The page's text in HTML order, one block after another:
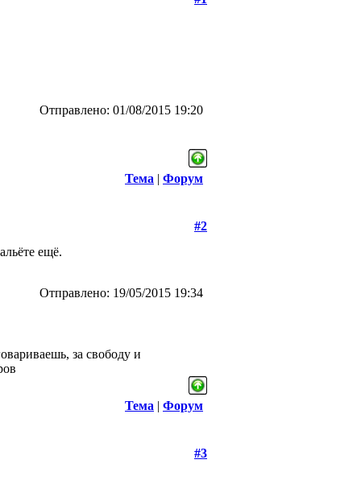
Отправлено: 01/08/2015 19:20
Тема | Форум
#2
ещё.
Отправлено: 19/05/2015 19:34
за свободу и
Тема | Форум
#3